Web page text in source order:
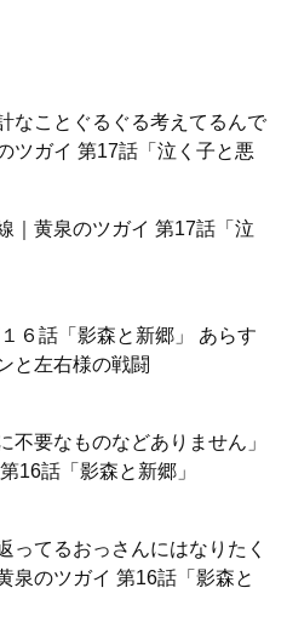
なことぐるぐる考えてるんで
ツガイ 第17話「泣く子と悪
｜黄泉のツガイ 第17話「泣
６話「影森と新郷」 あらす
と左右様の戦闘
不要なものなどありません」
16話「影森と新郷」
ってるおっさんにはなりたく
泉のツガイ 第16話「影森と